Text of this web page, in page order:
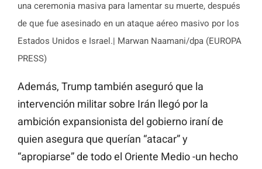
una ceremonia masiva para lamentar su muerte, después
de que fue asesinado en un ataque aéreo masivo por los
Estados Unidos e Israel.| Marwan Naamani/dpa (EUROPA
PRESS)
Además, Trump también aseguró que la
intervención militar sobre Irán llegó por la
ambición expansionista del gobierno iraní de
quien asegura que querían “atacar” y
“apropiarse” de todo el Oriente Medio -un hecho